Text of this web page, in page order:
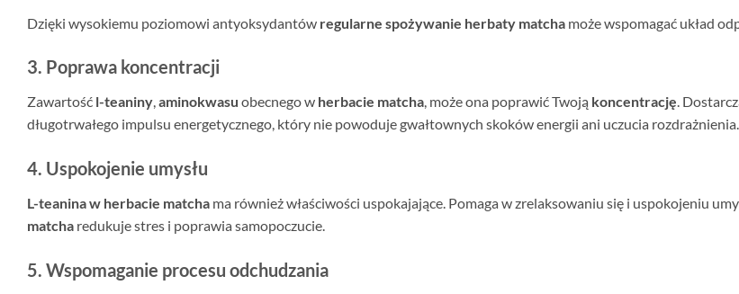
Dzięki wysokiemu poziomowi antyoksydantów regularne spożywanie herbaty matcha może wspomagać układ
3. Poprawa koncentracji
Zawartość l-teaniny,aminokwasu obecnego w herbacie matcha, może ona poprawić Twoją koncentrację.
długotrwałego impulsu energetycznego, który nie powoduje gwałtownych skoków energii ani uczucia rozdrażnienia.
4. Uspokojenie umysłu
L-teanina w herbacie matcha ma również właściwości uspokajające. Pomaga w zrelaksowaniu się i uspokojeniu
matcha redukuje stres i poprawia samopoczucie.
5. Wspomaganie procesu odchudzania